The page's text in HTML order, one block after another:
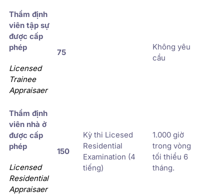
Thẩm định
viên tập sự
được cấp
phép
Licensed
Trainee
Appraisaer
75
Không yêu
cầu
Thẩm định
viên nhà ở
được cấp
phép
Licensed
Residential
Appraisaer
150
Kỳ thi Licesed
Residential
Examination (4
tiếng)
1.000 giờ
trong vòng
tối thiểu 6
tháng.